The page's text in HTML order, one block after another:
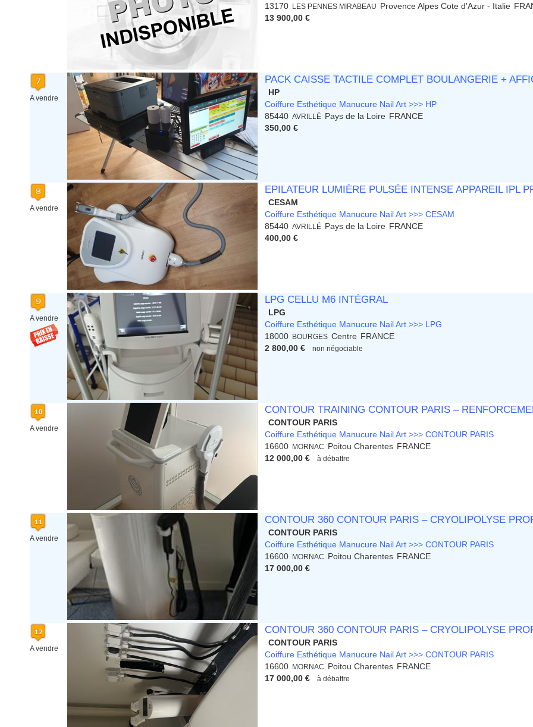
13170
LES PENNES MIRABEAU Provence Alpes Cote d'Azur - Italie
13 900,00 €
A vendre
PACK CAISSE TACTILE COMPLET BOULANGERIE +
HP
Coiffure Esthétique Manucure Nail Art >>> HP
85440 AVRILLÉ Pays de la Loire FRANCE
350,00 €
A vendre
EPILATEUR LUMIÈRE PULSÉE INTENSE APPAREIL IPL
CESAM
Coiffure Esthétique Manucure Nail Art >>> CESAM
85440 AVRILLÉ Pays de la Loire FRANCE
400,00 €
A vendre
LPG CELLU M6 INTÉGRAL
LPG
Coiffure Esthétique Manucure Nail Art >>> LPG
18000
BOURGES Centre FRANCE
2 800,00 €
non négociable
A vendre
CONTOUR TRAINING CONTOUR PARIS –
CONTOUR PARIS
Coiffure Esthétique Manucure Nail Art >>> CONTOUR PARIS
16600
MORNAC Poitou Charentes FRANCE
12 000,00 €
à débattre
A vendre
CONTOUR 360 CONTOUR PARIS – CRYOLIPOLYSE
CONTOUR PARIS
Coiffure Esthétique Manucure Nail Art >>> CONTOUR PARIS
16600
MORNAC Poitou Charentes FRANCE
17 000,00 €
A vendre
CONTOUR 360 CONTOUR PARIS – CRYOLIPOLYSE
CONTOUR PARIS
Coiffure Esthétique Manucure Nail Art >>> CONTOUR PARIS
16600
MORNAC Poitou Charentes FRANCE
17 000,00 €
à débattre